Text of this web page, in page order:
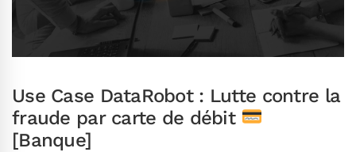
Use Case DataRobot : Lutte contre la
fraude par carte de débit
[Banque]